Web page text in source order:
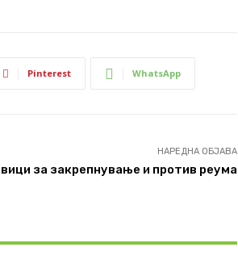
Pinterest WhatsApp
НАРЕДНА ОБЈАВА
за закрепнување и против реума